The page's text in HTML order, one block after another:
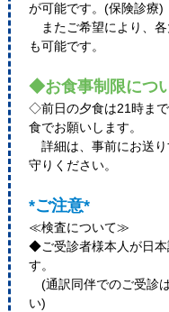
が可能です。(保険診療)
またご希望により、
も可能です。
◆お食事制限につ
◇前日の夕食は21時ま
食でお願いします。
詳細は、事前にお送り
守りください。
*ご注意*
≪検査について≫
◆ご受診者様本人が日
す。
(通訳同伴でのご受診
い)